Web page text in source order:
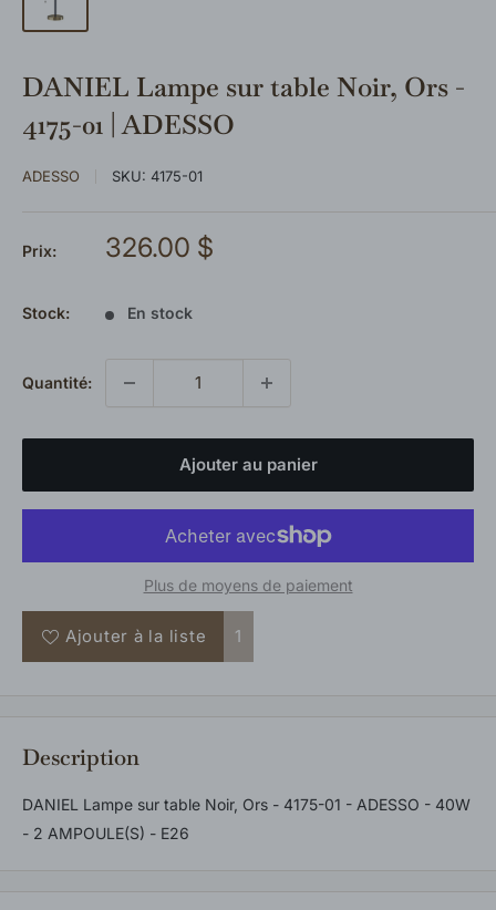
DANIEL Lampe sur table Noir, Ors -
4175-01 | ADESSO
ADESSO SKU: 4175-01
Prix:
Prix
326.00 $
Stock: En stock
Quantité:
Ajouter au panier
Plus de moyens de paiement
Ajouter à la liste 1
Description
DANIEL Lampe sur table Noir, Ors - 4175-01 - ADESSO - 40W
- 2 AMPOULE(S) - E26